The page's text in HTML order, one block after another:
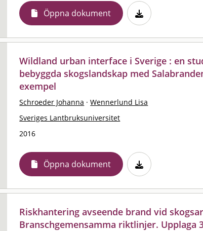
Öppna dokument
Wildland urban interface i Sverige : en
bebyggda skogslandskap med
exempel
Schroeder Johanna · Wennerlund Lisa
Sveriges Lantbruksuniversitet
2016
Öppna dokument
Riskhantering avseende brand vid
Branschgemensamma riktlinjer. Upplaga